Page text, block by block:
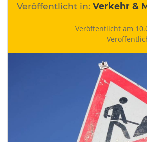
Veröffentlicht in: Verkehr &
Veröffentlicht am